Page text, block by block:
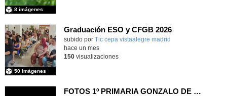
8 imágenes
Graduación ESO y CFGB 2026
subido por Tic cepa vistaalegre madrid
50 imágenes
hace un mes
150visualizaciones
FOTOS 1º PRIMARIA GONZALO DE BERCEO